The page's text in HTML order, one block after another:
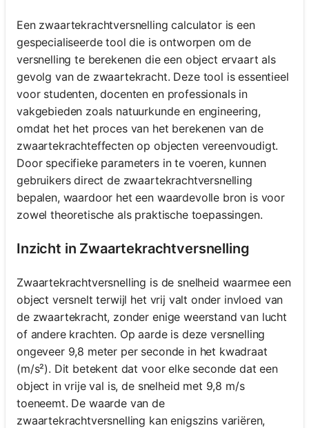
Een zwaartekrachtversnelling calculator is een
gespecialiseerde tool die is ontworpen om de
versnelling te berekenen die een object ervaart als
gevolg van de zwaartekracht. Deze tool is essentieel
voor studenten, docenten en professionals in
vakgebieden zoals natuurkunde en engineering,
omdat het het proces van het berekenen van de
zwaartekrachteffecten op objecten vereenvoudigt.
Door specifieke parameters in te voeren, kunnen
gebruikers direct de zwaartekrachtversnelling
bepalen, waardoor het een waardevolle bron is voor
zowel theoretische als praktische toepassingen.
Inzicht in Zwaartekrachtversnelling
Zwaartekrachtversnelling is de snelheid waarmee een
object versnelt terwijl het vrij valt onder invloed van
de zwaartekracht, zonder enige weerstand van lucht
of andere krachten. Op aarde is deze versnelling
ongeveer 9,8 meter per seconde in het kwadraat
(m/s²). Dit betekent dat voor elke seconde dat een
object in vrije val is, de snelheid met 9,8 m/s
toeneemt. De waarde van de
zwaartekrachtversnelling kan enigszins variëren,